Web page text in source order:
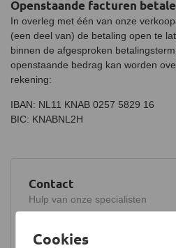
Openstaande facturen
In overleg met één van onze
(een deel van) de betaling open te
binnen de afgesproken
openstaande bedrag kan worden
rekening:
IBAN: NL11 KNAB 0257 5829 16
BIC: KNABNL2H
Contact
Hulp van onze specialisten
038 376 9331
Cookies